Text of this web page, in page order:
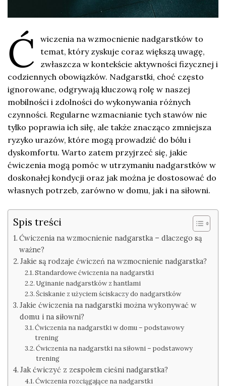
Ć
wiczenia na wzmocnienie nadgarstków to
temat, który zyskuje coraz większą uwagę,
zwłaszcza w kontekście aktywności fizycznej i
codziennych obowiązków. Nadgarstki, choć często
ignorowane, odgrywają kluczową rolę w naszej
mobilności i zdolności do wykonywania różnych
czynności. Regularne wzmacnianie tych stawów nie
tylko poprawia ich siłę, ale także znacząco zmniejsza
ryzyko urazów, które mogą prowadzić do bólu i
dyskomfortu. Warto zatem przyjrzeć się, jakie
ćwiczenia mogą pomóc w utrzymaniu nadgarstków w
doskonałej kondycji oraz jak można je dostosować do
własnych potrzeb, zarówno w domu, jak i na siłowni.
Spis treści
Ćwiczenia na wzmocnienie nadgarstka – dlaczego są
ważne?
Jakie są rodzaje ćwiczeń na wzmocnienie nadgarstka?
Standardowe ćwiczenia na nadgarstki
Uginanie nadgarstków z hantlami
Ściskanie z użyciem ściskaczy do nadgarstków
Jakie ćwiczenia na nadgarstki można wykonywać w
domu i na siłowni?
Ćwiczenia na nadgarstki w domu – podstawowy
trening
Ćwiczenia na nadgarstki na siłowni – podstawowy
trening
Jak ćwiczyć z zespołem cieśni nadgarstka?
Ćwiczenia rozciągające na nadgarstki